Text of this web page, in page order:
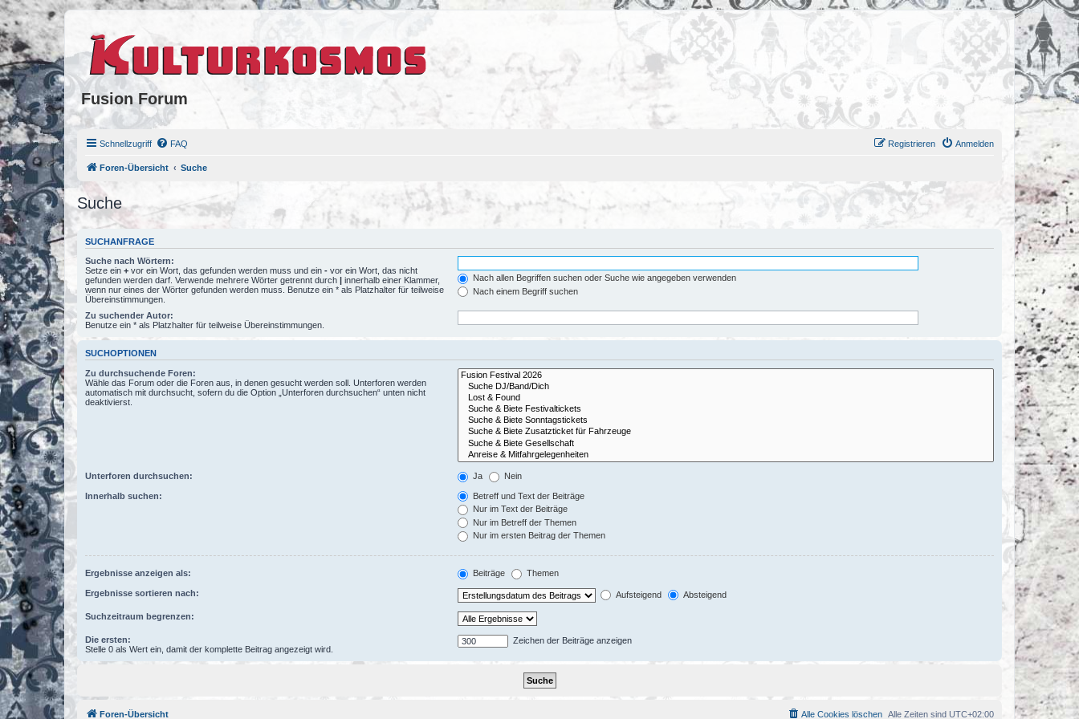
Fusion Forum
Schnellzugriff FAQ Anmelden
Registrieren
Foren-Übersicht Suche
Suche
SUCHANFRAGE
Suche nach Wörtern:
Setze ein + vor ein Wort, das gefunden werden muss und ein - vor ein Wort, das nicht
gefunden werden darf. Verwende mehrere Wörter getrennt durch | innerhalb einer Klammer,
wenn nur eines der Wörter gefunden werden muss. Benutze ein * als Platzhalter für teilweise
Übereinstimmungen.
Nach allen Begriffen suchen oder Suche wie angegeben verwenden
Nach einem Begriff suchen
Zu suchender Autor:
Benutze ein * als Platzhalter für teilweise Übereinstimmungen.
SUCHOPTIONEN
Zu durchsuchende Foren:
Wähle das Forum oder die Foren aus, in denen gesucht werden soll. Unterforen werden
automatisch mit durchsucht, sofern du die Option „Unterforen durchsuchen“ unten nicht
deaktivierst.
Unterforen durchsuchen: Ja Nein
Innerhalb suchen:
Betreff und Text der Beiträge
Nur im Text der Beiträge
Nur im Betreff der Themen
Nur im ersten Beitrag der Themen
Ergebnisse anzeigen als: Beiträge Themen
Ergebnisse sortieren nach: Aufsteigend Absteigend
Suchzeitraum begrenzen:
Die ersten:
Stelle 0 als Wert ein, damit der komplette Beitrag angezeigt wird.
Zeichen der Beiträge anzeigen
Foren-Übersicht Alle Zeiten sind UTC+02:00
Alle Cookies löschen